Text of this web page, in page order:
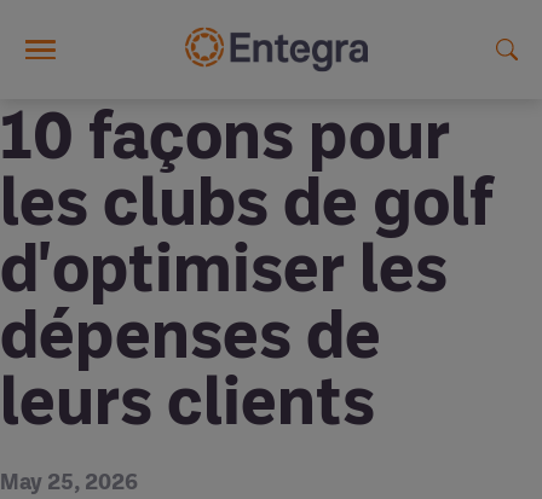
10 façons pour
les clubs de golf
d'optimiser les
dépenses de
leurs clients
May 25, 2026